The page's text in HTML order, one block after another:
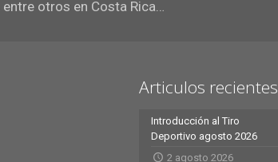
otros en Costa Rica…
Articulos recientes
Introducción al Tiro
Deportivo agosto 2026
2 agosto 2026